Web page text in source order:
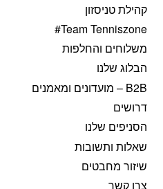
קהילת טניסזון
Team Tenniszone#
משלוחים והחלפות
הבלוג שלנו
B2B – מועדונים ומאמנים
דרושים
הסניפים שלנו
שאלות ותשובות
שיזור מחבטים
צרו קשר